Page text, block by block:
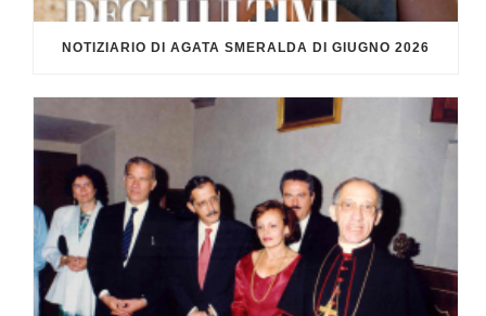
NOTIZIARIO DI AGATA SMERALDA DI GIUGNO 2026